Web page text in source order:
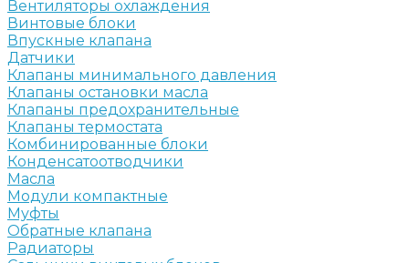
Вентиляторы охлаждения
Винтовые блоки
Впускные клапана
Датчики
Клапаны минимального давления
Клапаны остановки масла
Клапаны предохранительные
Клапаны термостата
Комбинированные блоки
Конденсатоотводчики
Масла
Модули компактные
Муфты
Обратные клапана
Радиаторы